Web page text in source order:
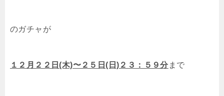
のガチャが
１２月２２日(木)〜２５日(日)２３：５９分 まで